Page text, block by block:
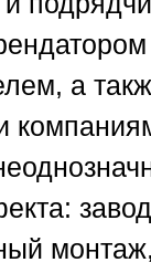
а
монтаж,